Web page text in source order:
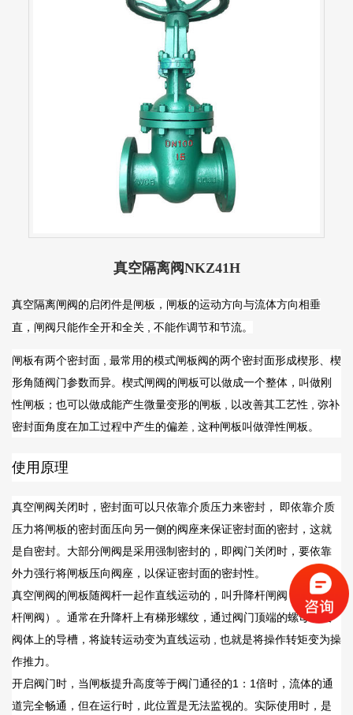
真空隔离阀NKZ41H
真空隔离闸阀的启闭件是闸板，闸板的运动方向与流体方向相垂
直，闸阀只能作全开和全关 , 不能作调节和节流。
闸板有两个密封面 , 最常用的模式闸板阀的两个密封面形成楔形、楔
形角随阀门参数而异。楔式闸阀的闸板可以做成一个整体，叫做刚
性闸板；也可以做成能产生微量变形的闸板 , 以改善其工艺性 , 弥补
密封面角度在加工过程中产生的偏差 , 这种闸板叫做弹性闸板。
使用原理
真空闸阀关闭时，密封面可以只依靠介质压力来密封， 即依靠介质
压力将闸板的密封面压向另一侧的阀座来保证密封面的密封，这就
是自密封。大部分闸阀是采用强制密封的，即阀门关闭时，要依靠
外力强行将闸板压向阀座，以保证密封面的密封性。
真空闸阀的闸板随阀杆一起作直线运动的，叫升降杆闸阀 （ 亦叫明
杆闸阀）。通常在升降杆上有梯形螺纹，通过阀门顶端的螺母以及
阀体上的导槽，将旋转运动变为直线运动 , 也就是将操作转矩变为操
作推力。
开启阀门时，当闸板提升高度等于阀门通径的1：1倍时，流体的通
道完全畅通，但在运行时，此位置是无法监视的。实际使用时，是